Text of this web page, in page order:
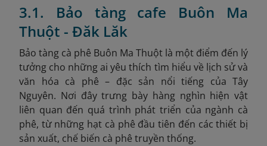
3.1. Bảo tàng cafe Buôn Ma
Thuột - Đăk Lăk
Bảo tàng cà phê Buôn Ma Thuột là một điểm đến lý
tưởng cho những ai yêu thích tìm hiểu về lịch sử và
văn hóa cà phê – đặc sản nổi tiếng của Tây
Nguyên. Nơi đây trưng bày hàng nghìn hiện vật
liên quan đến quá trình phát triển của ngành cà
phê, từ những hạt cà phê đầu tiên đến các thiết bị
sản xuất, chế biến cà phê truyền thống.